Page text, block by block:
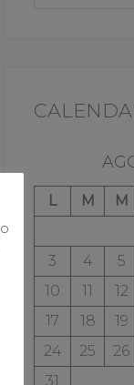
L M M
3
4 5
10
11 12
17
18 19
24
25 26
31